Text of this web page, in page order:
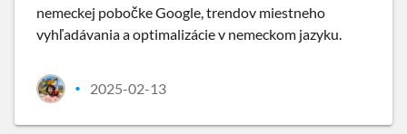
nemeckej pobočke Google, trendov miestneho
vyhľadávania a optimalizácie v nemeckom jazyku.
• 2025-02-13